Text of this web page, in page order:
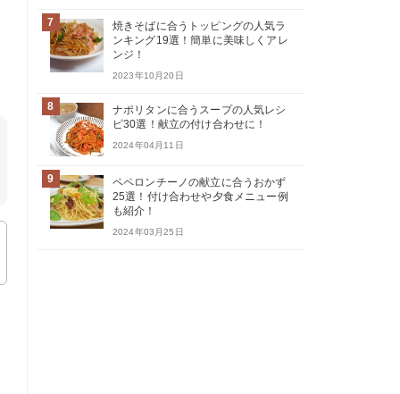
7
焼きそばに合うトッピングの人気ラ
ンキング19選！簡単に美味しくアレ
ンジ！
2023年10月20日
8
ナポリタンに合うスープの人気レシ
ピ30選！献立の付け合わせに！
2024年04月11日
9
ペペロンチーノの献立に合うおかず
25選！付け合わせや夕食メニュー例
も紹介！
2024年03月25日